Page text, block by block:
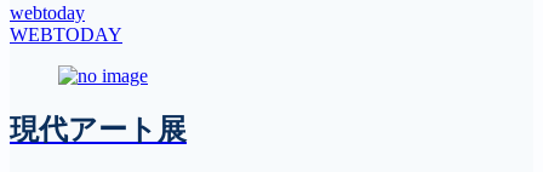
webtoday
WEBTODAY
現代アート展